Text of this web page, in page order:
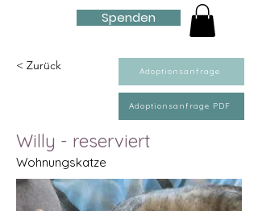
Spenden
< Zurück Adoptionsanfrage
Adoptionsanfrage PDF
Willy - reserviert
Wohnungskatze